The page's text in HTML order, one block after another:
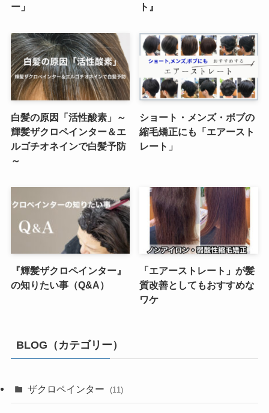
ー」
ト』
白髪の原因「活性酸素」～
輝髪ザクロペインター＆エ
ルゴチオネインで白髪予防
～
ショート・メンズ・ボブの
縮毛矯正にも「エアースト
レート」
『輝髪ザクロペインター』
の知りたい事（Q&A）
「エアーストレート」が髪
質改善としてもおすすめな
ワケ
BLOG（カテゴリー）
ザクロペインター (11)